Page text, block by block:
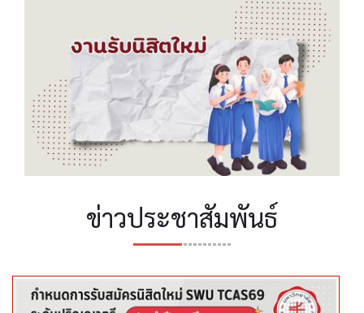
หลักสูตรบัณฑิตศึกษา
ข่าวประชาสัมพันธ์